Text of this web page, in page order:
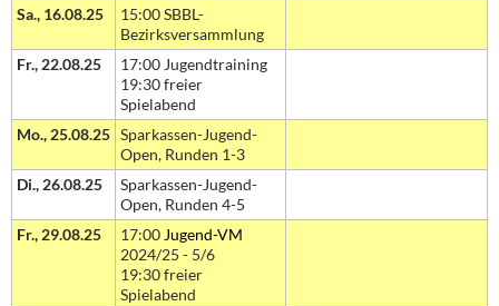
Sa., 16.08.25
15:00 SBBL-
Bezirksversammlung
Fr., 22.08.25
17:00 Jugendtraining
19:30 freier
Spielabend
Mo., 25.08.25 Sparkassen-Jugend-
Open, Runden 1-3
Di., 26.08.25
Sparkassen-Jugend-
Open, Runden 4-5
Fr., 29.08.25
17:00 Jugend-VM
2024/25 - 5/6
19:30 freier
Spielabend